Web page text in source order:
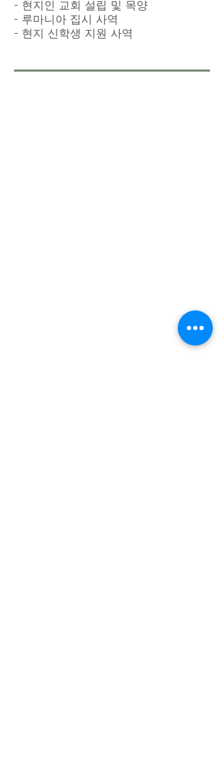
- 현지인 교회 설립 및 목양
- 루마니아 집시 사역
- 현지 신학생 지원 사역